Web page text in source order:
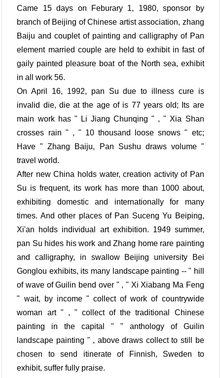
Came 15 days on Feburary 1, 1980, sponsor by
branch of Beijing of Chinese artist association, zhang
Baiju and couplet of painting and calligraphy of Pan
element married couple are held to exhibit in fast of
gaily painted pleasure boat of the North sea, exhibit
in all work 56.
On April 16, 1992, pan Su due to illness cure is
invalid die, die at the age of is 77 years old; Its are
main work has " Li Jiang Chunqing " , " Xia Shan
crosses rain " , " 10 thousand loose snows " etc;
Have " Zhang Baiju, Pan Sushu draws volume "
travel world.
After new China holds water, creation activity of Pan
Su is frequent, its work has more than 1000 about,
exhibiting domestic and internationally for many
times. And other places of Pan Suceng Yu Beiping,
Xi'an holds individual art exhibition. 1949 summer,
pan Su hides his work and Zhang home rare painting
and calligraphy, in swallow Beijing university Bei
Gonglou exhibits, its many landscape painting -- " hill
of wave of Guilin bend over " , " Xi Xiabang Ma Feng
" wait, by income " collect of work of countrywide
woman art " , " collect of the traditional Chinese
painting in the capital " " anthology of Guilin
landscape painting " , above draws collect to still be
chosen to send itinerate of Finnish, Sweden to
exhibit, suffer fully praise.